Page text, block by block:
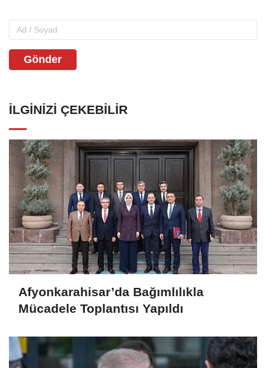
Gönder
İLGINIZI ÇEKEBILIR
Afyonkarahisar’da Bağımlılıkla
Mücadele Toplantısı Yapıldı